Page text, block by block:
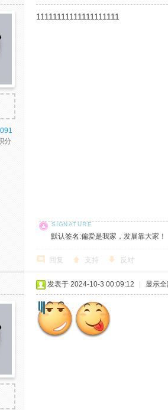
分
11111111111111111111
默认签名:偏爱是我家，发展靠大家
回复 支持 反对
发表于 2024-10-3 00:09:12 显示